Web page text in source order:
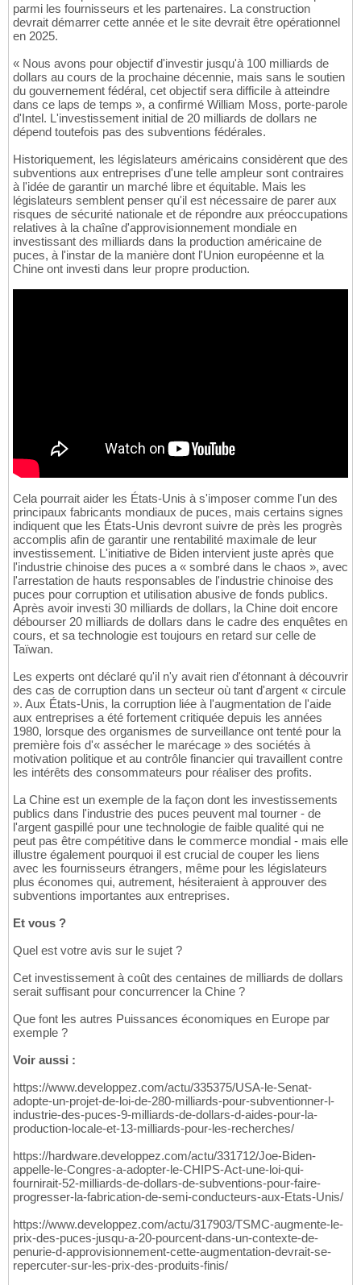
parmi les fournisseurs et les partenaires. La construction
devrait démarrer cette année et le site devrait être opérationnel
en 2025.
« Nous avons pour objectif d'investir jusqu'à 100 milliards de
dollars au cours de la prochaine décennie, mais sans le soutien
du gouvernement fédéral, cet objectif sera difficile à atteindre
dans ce laps de temps », a confirmé William Moss, porte-parole
d'Intel. L'investissement initial de 20 milliards de dollars ne
dépend toutefois pas des subventions fédérales.
Historiquement, les législateurs américains considèrent que des
subventions aux entreprises d'une telle ampleur sont contraires
à l'idée de garantir un marché libre et équitable. Mais les
législateurs semblent penser qu'il est nécessaire de parer aux
risques de sécurité nationale et de répondre aux préoccupations
relatives à la chaîne d'approvisionnement mondiale en
investissant des milliards dans la production américaine de
puces, à l'instar de la manière dont l'Union européenne et la
Chine ont investi dans leur propre production.
Cela pourrait aider les États-Unis à s'imposer comme l'un des
principaux fabricants mondiaux de puces, mais certains signes
indiquent que les États-Unis devront suivre de près les progrès
accomplis afin de garantir une rentabilité maximale de leur
investissement. L'initiative de Biden intervient juste après que
l'industrie chinoise des puces a « sombré dans le chaos », avec
l'arrestation de hauts responsables de l'industrie chinoise des
puces pour corruption et utilisation abusive de fonds publics.
Après avoir investi 30 milliards de dollars, la Chine doit encore
débourser 20 milliards de dollars dans le cadre des enquêtes en
cours, et sa technologie est toujours en retard sur celle de
Taïwan.
Les experts ont déclaré qu'il n'y avait rien d'étonnant à découvrir
des cas de corruption dans un secteur où tant d'argent « circule
». Aux États-Unis, la corruption liée à l'augmentation de l'aide
aux entreprises a été fortement critiquée depuis les années
1980, lorsque des organismes de surveillance ont tenté pour la
première fois d'« assécher le marécage » des sociétés à
motivation politique et au contrôle financier qui travaillent contre
les intérêts des consommateurs pour réaliser des profits.
La Chine est un exemple de la façon dont les investissements
publics dans l'industrie des puces peuvent mal tourner - de
l'argent gaspillé pour une technologie de faible qualité qui ne
peut pas être compétitive dans le commerce mondial - mais elle
illustre également pourquoi il est crucial de couper les liens
avec les fournisseurs étrangers, même pour les législateurs
plus économes qui, autrement, hésiteraient à approuver des
subventions importantes aux entreprises.
Et vous ?
Quel est votre avis sur le sujet ?
Cet investissement à coût des centaines de milliards de dollars
serait suffisant pour concurrencer la Chine ?
Que font les autres Puissances économiques en Europe par
exemple ?
Voir aussi :
https://www.developpez.com/actu/335375/USA-le-Senat-
adopte-un-projet-de-loi-de-280-milliards-pour-subventionner-l-
industrie-des-puces-9-milliards-de-dollars-d-aides-pour-la-
production-locale-et-13-milliards-pour-les-recherches/
https://hardware.developpez.com/actu/331712/Joe-Biden-
appelle-le-Congres-a-adopter-le-CHIPS-Act-une-loi-qui-
fournirait-52-milliards-de-dollars-de-subventions-pour-faire-
progresser-la-fabrication-de-semi-conducteurs-aux-Etats-Unis/
https://www.developpez.com/actu/317903/TSMC-augmente-le-
prix-des-puces-jusqu-a-20-pourcent-dans-un-contexte-de-
penurie-d-approvisionnement-cette-augmentation-devrait-se-
repercuter-sur-les-prix-des-produits-finis/